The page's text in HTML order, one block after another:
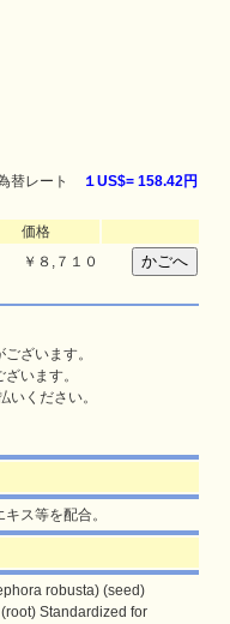
替レート １US$= 158.42円
価格
￥ ８,７１０
ざいます。
います。
いください。
ス等を配合。
robusta) (seed)
Standardized for